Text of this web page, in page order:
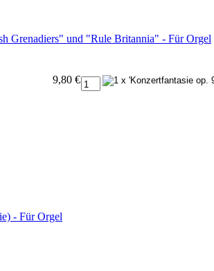
Grenadiers" und "Rule Britannia" - Für Orgel
9,80 €
- Für Orgel